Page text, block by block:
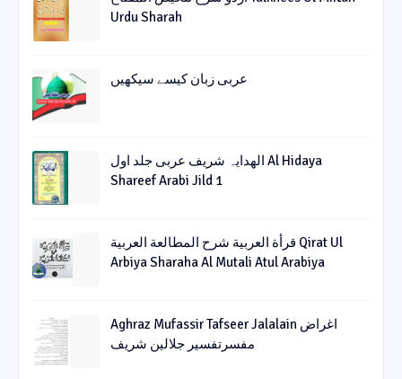
Urdu Sharah
عربی زبان کیسے سیکھیں
الھدایہ شریف عربی جلد اول Al Hidaya
Shareef Arabi Jild 1
قرأة العربیة شرح المطالعة العربیة Qirat Ul
Arbiya Sharaha Al Mutali Atul Arabiya
Aghraz Mufassir Tafseer Jalalain اغراض
مفسرتفسیر جلالین شریف